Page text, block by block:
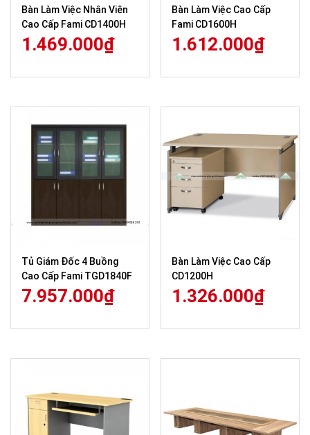
Bàn Làm Việc Nhân Viên
Cao Cấp Fami CD1400H
1.469.000₫
Bàn Làm Việc Cao Cấp
Fami CD1600H
1.612.000₫
Tủ Giám Đốc 4 Buồng
Cao Cấp Fami TGD1840F
7.957.000₫
Bàn Làm Việc Cao Cấp
CD1200H
1.326.000₫